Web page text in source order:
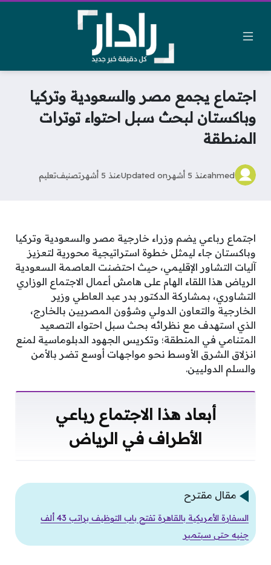
اجتماع يجمع مصر والسعودية وتركيا
وباكستان لبحث سبل احتواء توترات
المنطقة
ahmedمنذ 5 أشهر Updated onمنذ 5 أشهر تصنيفتعليم
اجتماع رباعي يضم وزراء خارجية مصر والسعودية وتركيا
وباكستان جاء ليمثل خطوة استراتيجية محورية لتعزيز
آليات التشاور الإقليمي، حيث احتضنت العاصمة السعودية
الرياض هذا اللقاء الهام على هامش أعمال الاجتماع الوزاري
التشاوري، بمشاركة الدكتور بدر عبد العاطي وزير
الخارجية والتعاون الدولي وشؤون المصريين بالخارج،
الذي استهدف مع نظرائه بحث سبل احتواء التصعيد
المتنامي في المنطقة؛ وتكريس الجهود الدبلوماسية لمنع
انزلاق الشرق الأوسط نحو مواجهات أوسع تضر بالأمن
والسلم الدوليين.
أبعاد هذا الاجتماع رباعي
الأطراف في الرياض
مقال مقترح
السفارة الأمريكية بالقاهرة تفتح باب التوظيف براتب 43 ألف
جنيه حتى سبتمبر